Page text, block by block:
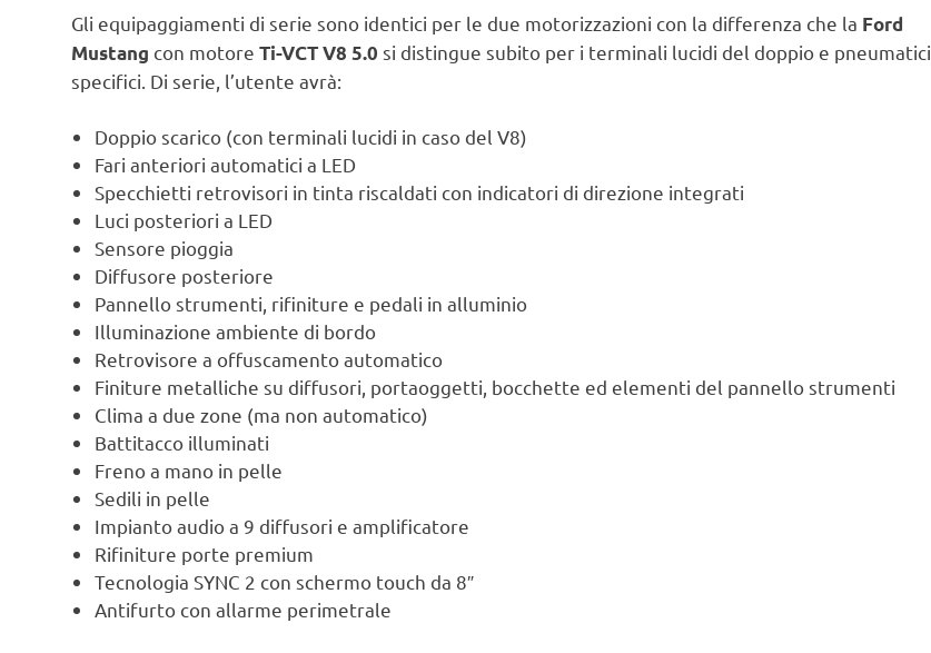
Gli equipaggiamenti di serie sono identici per le due motorizzazioni con la differenza che la Ford
Mustang con motore Ti-VCT V8 5.0 si distingue subito per i terminali lucidi del doppio e pneumatici
specifici. Di serie, l’utente avrà:
Doppio scarico (con terminali lucidi in caso del V8)
Fari anteriori automatici a LED
Specchietti retrovisori in tinta riscaldati con indicatori di direzione integrati
Luci posteriori a LED
Sensore pioggia
Diffusore posteriore
Pannello strumenti, rifiniture e pedali in alluminio
Illuminazione ambiente di bordo
Retrovisore a offuscamento automatico
Finiture metalliche su diffusori, portaoggetti, bocchette ed elementi del pannello strumenti
Clima a due zone (ma non automatico)
Battitacco illuminati
Freno a mano in pelle
Sedili in pelle
Impianto audio a 9 diffusori e amplificatore
Rifiniture porte premium
Tecnologia SYNC 2 con schermo touch da 8″
Antifurto con allarme perimetrale